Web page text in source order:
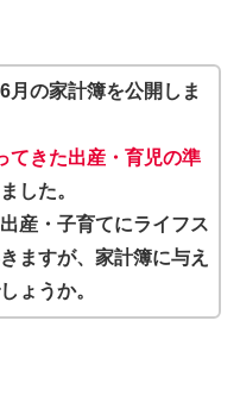
月の家計簿を公開しま
てきた出産・育児の準
した。
産・子育てにライフス
ますが、家計簿に与え
ょうか。